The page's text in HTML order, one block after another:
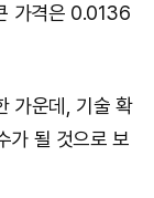
가격은 0.0136
가운데, 기술 확
가 될 것으로 보